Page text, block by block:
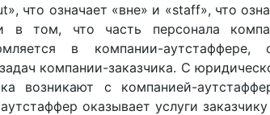
что означает «вне» и «staff», что
в том, что часть персонала
в компании-аутстаффере,
компании-заказчика. С
возникают с компанией-
оказывает услуги